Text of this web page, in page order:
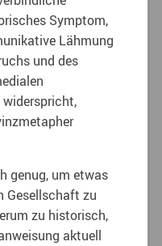
Symptom,
Lähmung
und des
widerspricht,
genug, um etwas
Gesellschaft zu
zu historisch,
aktuell